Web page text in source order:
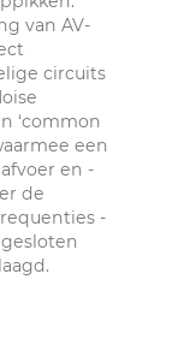
van AV-
circuits
‘common
een
en -
de
-